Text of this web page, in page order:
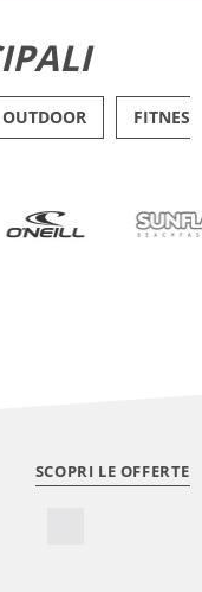
OUTDOOR FITNESS
SCOPRI LE OFFERTE